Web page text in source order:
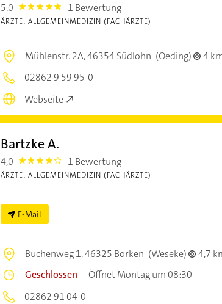
5,0 5.0 1 Bewertung
ÄRZTE: ALLGEMEINMEDIZIN (FACHÄRZTE)
Mühlenstr. 2A,46354 Südlohn (Oeding)
4
02862 9 59 95-0
Webseite
Bartzke A.
4,0 4.0 1 Bewertung
ÄRZTE: ALLGEMEINMEDIZIN (FACHÄRZTE)
E-Mail
Buchenweg 1,46325 Borken (Weseke)
4,7
Geschlossen –Öffnet Montag um 08:30
02862 91 04-0